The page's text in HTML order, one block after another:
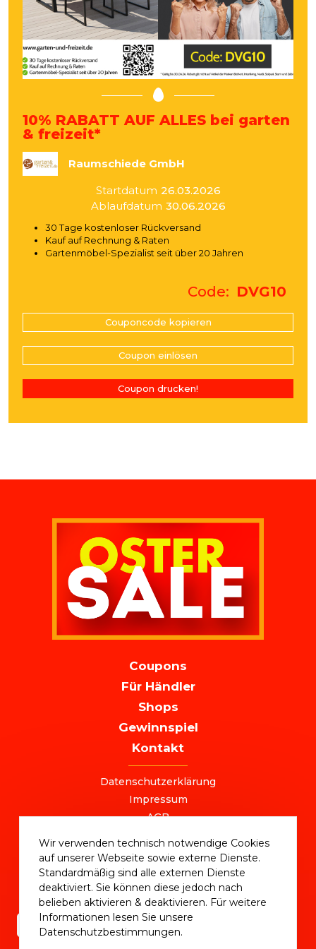
10% RABATT AUF ALLES bei garten
& freizeit*
Raumschiede GmbH
Startdatum 26.03.2026
Ablaufdatum 30.06.2026
30 Tage kostenloser Rückversand
Kauf auf Rechnung & Raten
Gartenmöbel-Spezialist seit über 20 Jahren
Code DVG10
Couponcode kopieren
Coupon einlösen
Coupon drucken!
NAVIGATION
Coupons
Für Händler
Shops
Gewinnspiel
Kontakt
Datenschutzerklärung
Impressum
AGB
ostersale@deutschlandvoucher.de
OSTER SALE 2025 – eine Kampagne der
DVM Deutschlandvoucher Media GmbH © 2025
Wir verwenden technisch notwendige Cookies
auf unserer Webseite sowie externe Dienste.
Standardmäßig sind alle externen Dienste
deaktiviert. Sie können diese jedoch nach
belieben aktivieren & deaktivieren. Für weitere
Informationen lesen Sie unsere
Datenschutzbestimmungen.